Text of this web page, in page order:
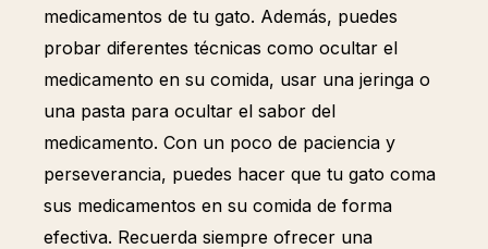
medicamentos de tu gato. Además, puedes
probar diferentes técnicas como ocultar el
medicamento en su comida, usar una jeringa o
una pasta para ocultar el sabor del
medicamento. Con un poco de paciencia y
perseverancia, puedes hacer que tu gato coma
sus medicamentos en su comida de forma
efectiva. Recuerda siempre ofrecer una